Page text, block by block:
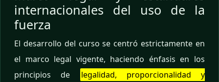
internacionales del uso de la
fuerza
El desarrollo del curso se centró estrictamente en
el marco legal vigente, haciendo énfasis en los
principios de
legalidad, proporcionalidad y